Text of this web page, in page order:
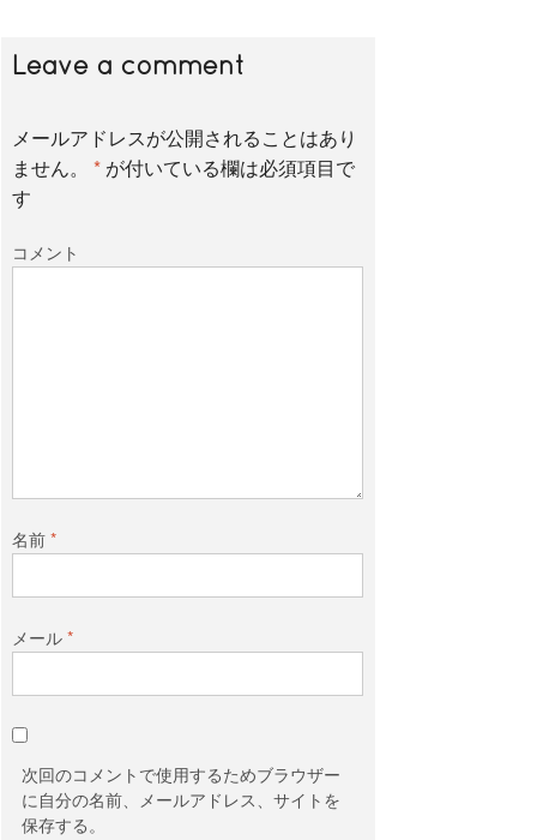
Leave a comment
メールアドレスが公開されることはあり
ません。
* が付いている欄は必須項目で
す
コメント
名前*
メール*
次回のコメントで使用するためブラウザー
に自分の名前、メールアドレス、サイトを
保存する。